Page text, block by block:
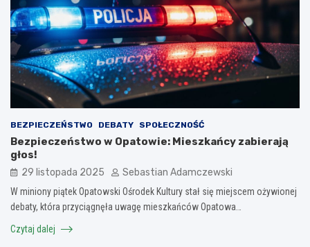
BEZPIECZEŃSTWO DEBATY SPOŁECZNOŚĆ
Bezpieczeństwo w Opatowie: Mieszkańcy zabierają
głos!
29 listopada 2025 Sebastian Adamczewski
W miniony piątek Opatowski Ośrodek Kultury stał się miejscem ożywionej
debaty, która przyciągnęła uwagę mieszkańców Opatowa…
Czytaj dalej